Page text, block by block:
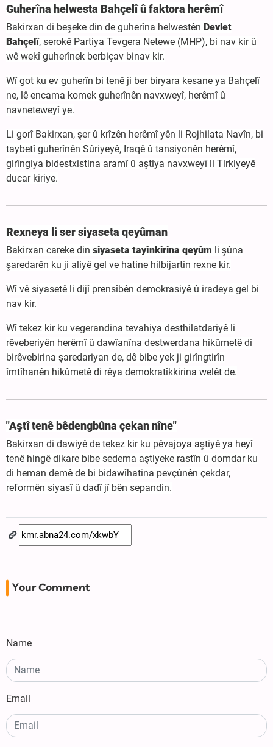
Guherîna helwesta Bahçelî û faktora herêmî
Bakirxan di beşeke din de guherîna helwestên Devlet
Bahçelî, serokê Partiya Tevgera Netewe (MHP), bi nav kir û
wê wekî guherînek berbiçav binav kir.
Wî got ku ev guherîn bi tenê ji ber biryara kesane ya Bahçelî
ne, lê encama komek guherînên navxweyî, herêmî û
navneteweyî ye.
Li gorî Bakirxan, şer û krîzên herêmî yên li Rojhilata Navîn, bi
taybetî guherînên Sûriyeyê, Iraqê û tansiyonên herêmî,
girîngiya bidestxistina aramî û aştiya navxweyî li Tirkiyeyê
ducar kiriye.
Rexneya li ser siyaseta qeyûman
Bakirxan careke din siyaseta tayînkirina qeyûm li şûna
şaredarên ku ji aliyê gel ve hatine hilbijartin rexne kir.
Wî vê siyasetê li dijî prensîbên demokrasiyê û iradeya gel bi
nav kir.
Wî tekez kir ku vegerandina tevahiya desthilatdariyê li
rêveberiyên herêmî û dawîanîna destwerdana hikûmetê di
birêvebirina şaredariyan de, dê bibe yek ji girîngtirîn
îmtîhanên hikûmetê di rêya demokratîkkirina welêt de.
"Aştî tenê bêdengbûna çekan nîne"
Bakirxan di dawiyê de tekez kir ku pêvajoya aştiyê ya heyî
tenê hingê dikare bibe sedema aştiyeke rastîn û domdar ku
di heman demê de bi bidawîhatina pevçûnên çekdar,
reformên siyasî û dadî jî bên sepandin.
Your Comment
Name
Email